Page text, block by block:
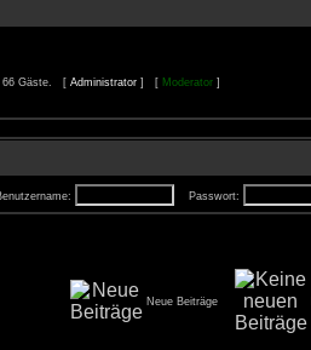
66 Gäste. [ Administrator ] [ Moderator ]
Passwort:
Neue Beiträge